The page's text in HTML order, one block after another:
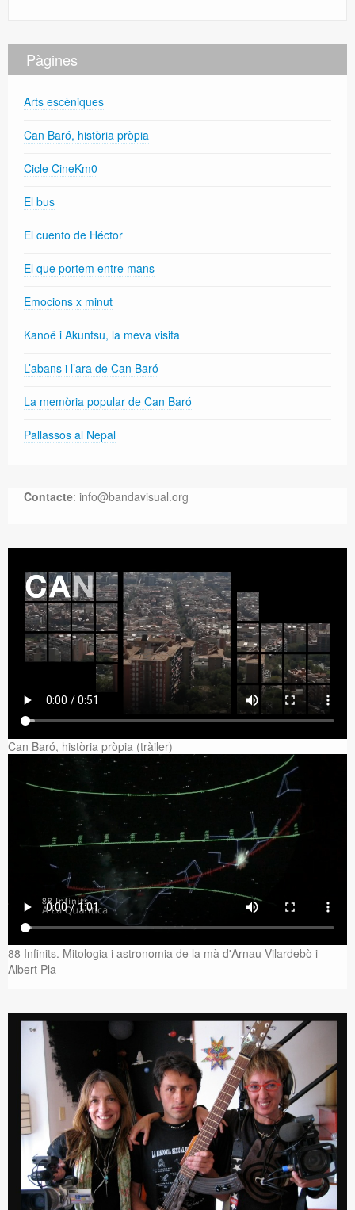
Pàgines
Arts escèniques
Can Baró, història pròpia
Cicle CineKm0
El bus
El cuento de Héctor
El que portem entre mans
Emocions x minut
Kanoê i Akuntsu, la meva visita
L’abans i l’ara de Can Baró
La memòria popular de Can Baró
Pallassos al Nepal
Contacte: info@bandavisual.org
Can Baró, història pròpia (tràiler)
88 Infinits. Mitologia i astronomia de la mà d'Arnau Vilardebò i
Albert Pla